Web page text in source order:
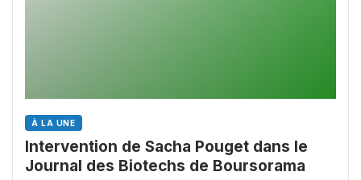
À LA UNE
Intervention de Sacha Pouget dans le
Journal des Biotechs de Boursorama